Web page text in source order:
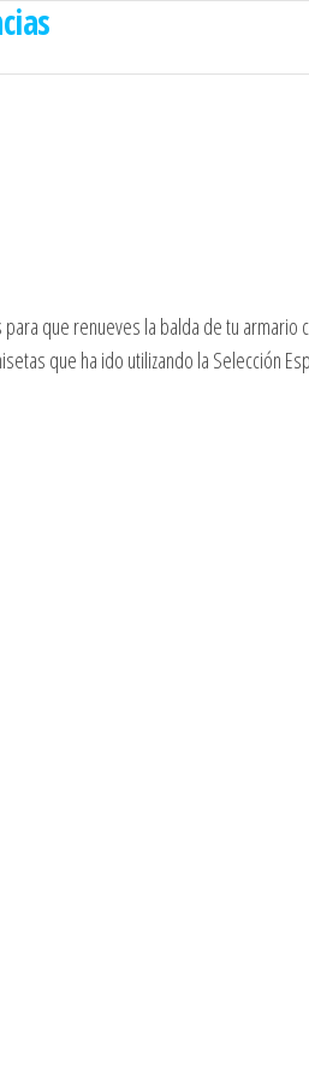
que renueves la balda de tu armario
que ha ido utilizando la Selección